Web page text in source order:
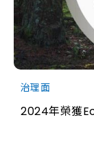
有「永續環境」
四個功能小組，
續發展執行進度
為進一步落實企
並擬定對應措施
經理、永續發展
展委員會及董事
治理面
2024年榮獲